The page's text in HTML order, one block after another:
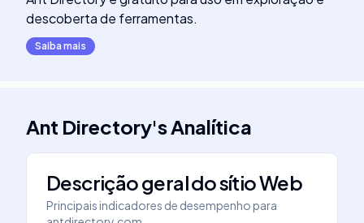
descoberta de ferramentas.
Saiba mais
Ant Directory'sAnalítica
Descrição geral do sítio Web
Principais indicadores de desempenho para